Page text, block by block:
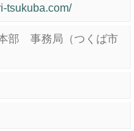
tsukuba.com/
部 事務局（つくば市